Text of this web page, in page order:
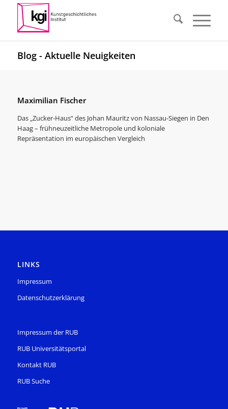
Blog - Aktuelle Neuigkeiten
Maximilian Fischer
Das „Zucker-Haus“ des Johan Mauritz von Nassau-Siegen in Den
Haag – frühneuzeitliche Metropole und koloniale
Repräsentation im europäischen Vergleich
LINKS
Impressum
Datenschutzerklärung
Impressum der RUB
RUB Universitätsportal
Kontakt RUB
RUB Suche